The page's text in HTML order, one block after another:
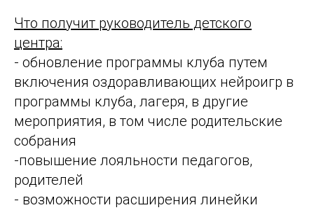
Что получит руководитель детского
центра:
- обновление программы клуба путем
включения оздоравливающих нейроигр в
программы клуба, лагеря, в другие
мероприятия, в том числе родительские
собрания
-повышение лояльности педагогов,
родителей
- возможности расширения линейки